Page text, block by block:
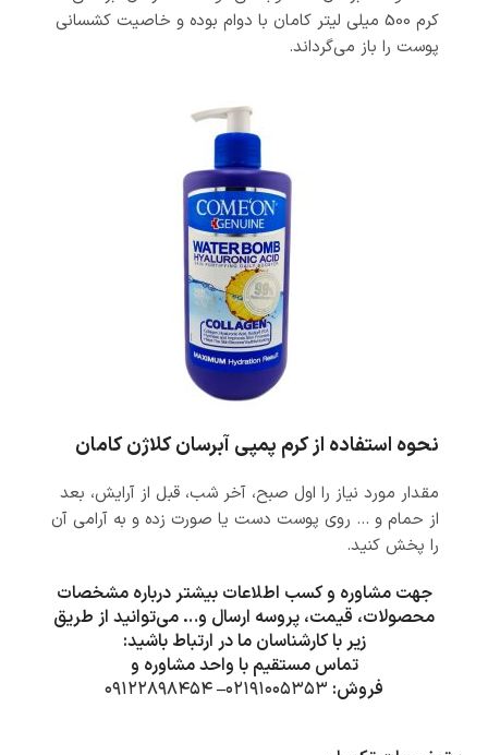
کرم 500 میلی لیتر کامان با دوام بوده و خاصیت کشسانی
پوست را باز می‌گرداند.
نحوه استفاده از کرم پمپی آبرسان کلاژن کامان
مقدار مورد نیاز را اول صبح، آخر شب، قبل از آرایش، بعد
از حمام و … روی پوست دست یا صورت زده و به آرامی آن
را پخش کنید.
جهت مشاوره و کسب اطلاعات بیشتر درباره مشخصات
محصولات، قیمت، پروسه ارسال و… می‌توانید از طریق
زیر با کارشناسان ما در ارتباط باشید:
تماس مستقیم با واحد مشاوره و
فروش: ۰۲۱۹۱۰۰۵۳۵۳–۰۹۱۲۲۸۹۸۴۵۴